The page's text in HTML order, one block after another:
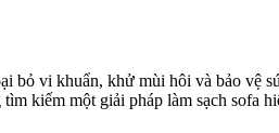
bỏ vi khuẩn, khử mùi hôi và bảo vệ
kiếm một giải pháp làm sạch sofa